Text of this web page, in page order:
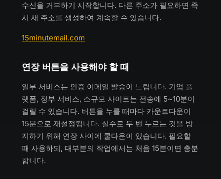
수신을 거부하기 시작합니다. 다른 주소가 필요하면 즉
시 새 주소를 생성하여 계속할 수 있습니다.
15minutemail.com
연장 버튼을 사용해야 할 때
일부 서비스는 인증 이메일 발송이 느립니다. 기업 플
랫폼, 정부 서비스, 소규모 사이트는 전송에 5~10분이
걸릴 수 있습니다. 버튼을 누를 때마다 카운트다운이
15분으로 재설정됩니다. 실수로 두 번 누르는 것을 방
지하기 위해 연장 사이에 쿨다운이 있습니다. 필요할
때 사용하되, 대부분의 작업에서는 처음 15분이면 충분
합니다.